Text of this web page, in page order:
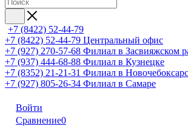
+7 (8422) 52-44-79
+7 (8422) 52-44-79 Центральный офис
+7 (927) 270-57-68 Филиал в Засвияжском
+7 (937) 444-68-88 Филиал в Кузнецке
+7 (8352) 21-21-31 Филиал в
+7 (927) 805-26-34 Филиал в Самаре
Войти
Сравнение0